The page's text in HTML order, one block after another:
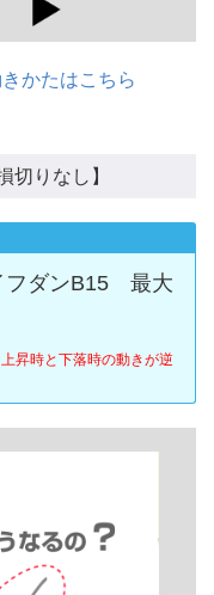
かたはこちら
切りなし】
フダンB15 最大
昇時と下落時の動きが逆